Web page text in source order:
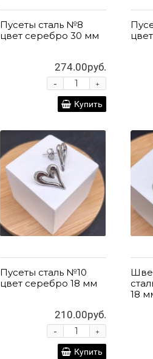
Пусеты сталь №8
цвет серебро 30 мм
274.00руб.
+
-
Купить
Пусеты сталь №10
цвет серебро 18 мм
210.00руб.
+
-
Купить
18